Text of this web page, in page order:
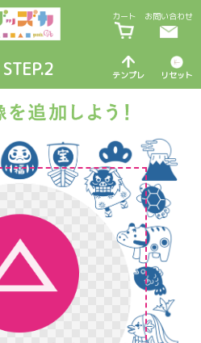
カート お問い合わせ
STEP.2 テンプレ リセット